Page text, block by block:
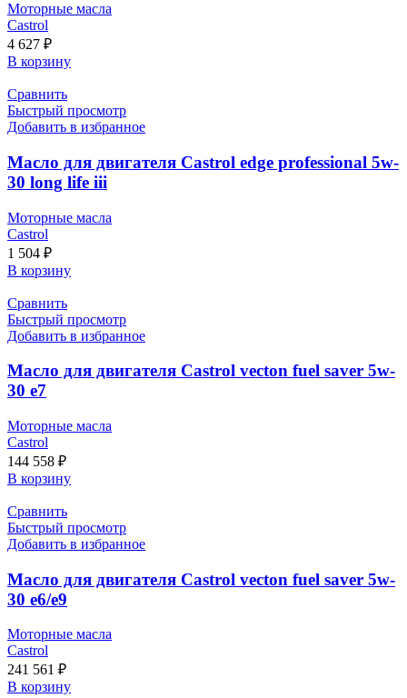
Моторные масла
Castrol
4 627 ₽
В корзину
Сравнить
Быстрый просмотр
Добавить в избранное
Масло для двигателя Castrol edge professional 5w-
30 long life iii
Моторные масла
Castrol
1 504 ₽
В корзину
Сравнить
Быстрый просмотр
Добавить в избранное
Масло для двигателя Castrol vecton fuel saver 5w-
30 e7
Моторные масла
Castrol
144 558 ₽
В корзину
Сравнить
Быстрый просмотр
Добавить в избранное
Масло для двигателя Castrol vecton fuel saver 5w-
30 e6/e9
Моторные масла
Castrol
241 561 ₽
В корзину